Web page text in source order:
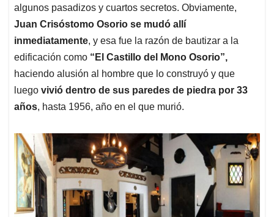
algunos pasadizos y cuartos secretos. Obviamente,
Juan Crisóstomo Osorio se mudó allí
inmediatamente, y esa fue la razón de bautizar a la
edificación como “El Castillo del Mono Osorio”,
haciendo alusión al hombre que lo construyó y que
luego vivió dentro de sus paredes de piedra por 33
años, hasta 1956, año en el que murió.